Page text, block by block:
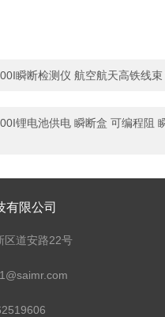
瞬断检测仪 航空航天高铁线
锂电池供电 瞬断盒 可编程阻
有限公司
区道安路22号